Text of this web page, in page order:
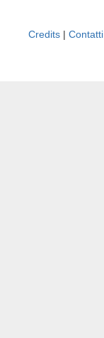
Credits | Contatti